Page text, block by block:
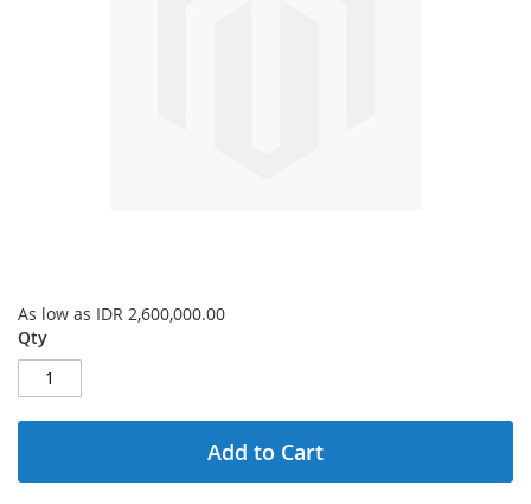
Skip
to
the
beginning
the
gallery
As low as IDR 2,600,000.00
Qty
Add to Cart